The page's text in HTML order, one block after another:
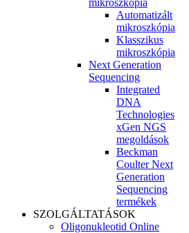
Automatizált
mikroszkópia
Klasszikus
mikroszkópia
Next Generation
Sequencing
Integrated
DNA
Technologies
xGen NGS
megoldások
Beckman
Coulter Next
Generation
Sequencing
termékek
SZOLGÁLTATÁSOK
Oligonukleotid Online